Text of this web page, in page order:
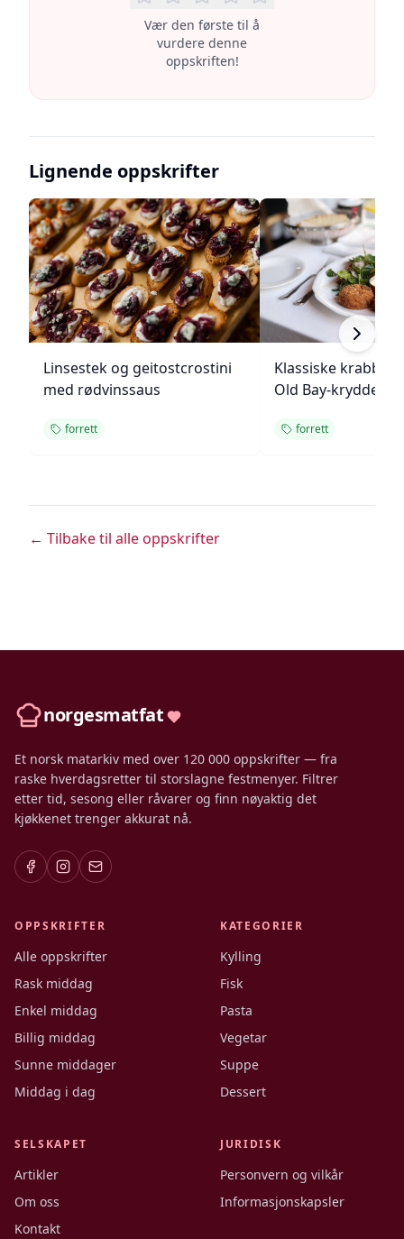
Vær den første til å
vurdere denne
oppskriften!
Lignende oppskrifter
Linsestek og geitostcrostini
med rødvinssaus
forrett
Klassiske
Old Bay-krydder
forrett
← Tilbake til alle oppskrifter
norgesmatfat
Et norsk matarkiv med over 120 000 oppskrifter — fra
raske hverdagsretter til storslagne festmenyer. Filtrer
etter tid, sesong eller råvarer og finn nøyaktig det
kjøkkenet trenger akkurat nå.
OPPSKRIFTER
Alle oppskrifter
Rask middag
Enkel middag
Billig middag
Sunne middager
Middag i dag
KATEGORIER
Kylling
Fisk
Pasta
Vegetar
Suppe
Dessert
SELSKAPET
Artikler
Om oss
Kontakt
JURIDISK
Personvern og vilkår
Informasjonskapsler